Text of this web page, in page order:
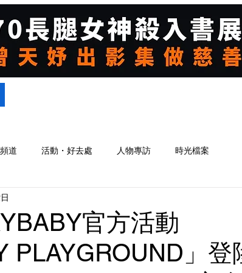
道 活動・好去處 人物專訪 時光檔案
官方活動
PLAYGROUND」登